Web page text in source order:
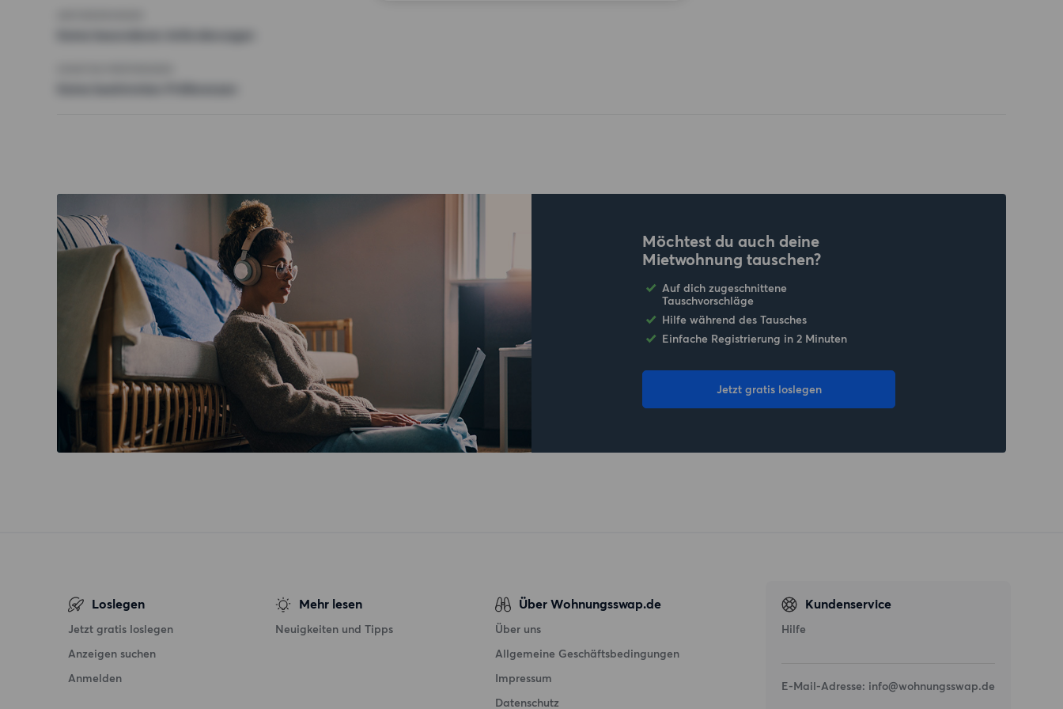
Möchtest du auch deine
Mietwohnung tauschen?
Auf dich zugeschnittene
Tauschvorschläge
Hilfe während des Tausches
Einfache Registrierung in 2 Minuten
Jetzt gratis loslegen
Loslegen
Jetzt gratis loslegen
Anzeigen suchen
Anmelden
Mehr lesen
Neuigkeiten und Tipps
Über Wohnungsswap.de
Über uns
Allgemeine Geschäftsbedingungen
Impressum
Datenschutz
Kundenservice
Hilfe
E-Mail-Adresse: info@wohnungsswap.de